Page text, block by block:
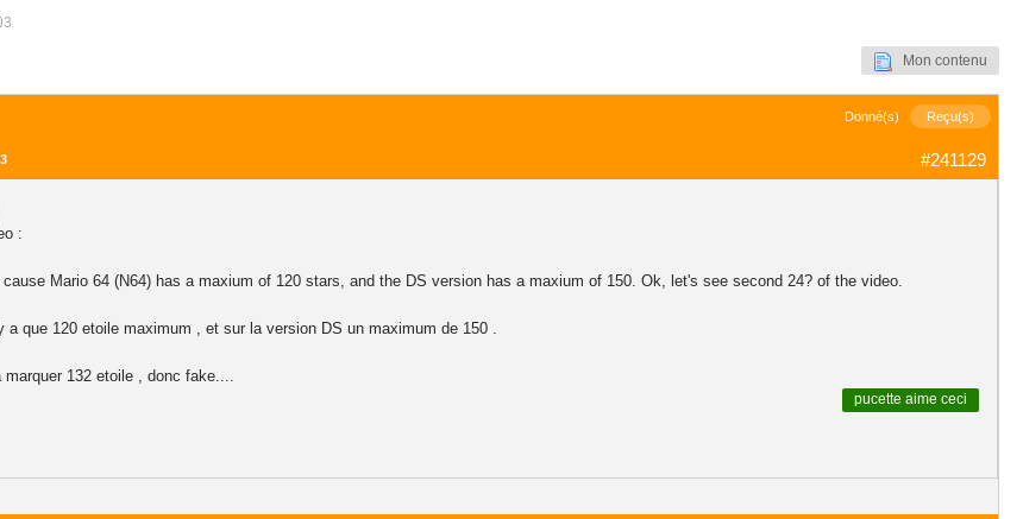
Mon contenu
Donné(s) Reçu(s)
#241129
:
Mario 64 (N64) has a maxium of 120 stars, and the DS version has a maxium of 150. Ok, let's see second 24? of the video.
a que 120 etoile maximum , et sur la version DS un maximum de 150 .
132 etoile , donc fake....
pucette aime ceci